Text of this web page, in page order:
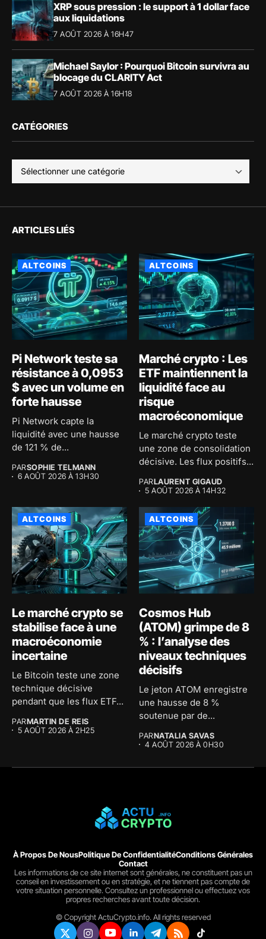
XRP sous pression : le support à 1 dollar face
aux liquidations
7 AOÛT 2026 À 16H47
Michael Saylor : Pourquoi Bitcoin survivra au
blocage du CLARITY Act
7 AOÛT 2026 À 16H18
CATÉGORIES
ARTICLES LIÉS
ALTCOINS
Pi Network teste sa
résistance à 0,0953
$ avec un volume en
forte hausse
Pi Network capte la
liquidité avec une hausse
de 121 % de...
PARSOPHIE TELMANN
6 AOÛT 2026 À 13H30
ALTCOINS
Marché crypto : Les
ETF maintiennent la
liquidité face au
risque
macroéconomique
Le marché crypto teste
une zone de consolidation
décisive. Les flux positifs...
PARLAURENT GIGAUD
5 AOÛT 2026 À 14H32
ALTCOINS
Le marché crypto se
stabilise face à une
macroéconomie
incertaine
Le Bitcoin teste une zone
technique décisive
pendant que les flux ETF...
PARMARTIN DE REIS
5 AOÛT 2026 À 2H25
ALTCOINS
Cosmos Hub
(ATOM) grimpe de 8
% : l’analyse des
niveaux techniques
décisifs
Le jeton ATOM enregistre
une hausse de 8 %
soutenue par de...
PARNATALIA SAVAS
4 AOÛT 2026 À 0H30
À Propos De NousPolitique De ConfidentialitéConditions Générales
Contact
Les informations de ce site internet sont générales, ne constituent pas un
conseil en investissement ou en stratégie, et ne tiennent pas compte de
votre situation personnelle. Consultez un professionnel ou effectuez vos
propres recherches avant toute décision.
© Copyright ActuCrypto.info. All rights reserved